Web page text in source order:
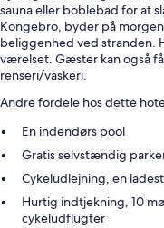
sauna eller boblebad for at
Kongebro, byder på
beliggenhed ved stranden.
værelset. Gæster kan også
renseri/vaskeri.
Andre fordele hos dette
En indendørs pool
Gratis selvstændig
Cykeludlejning, en
Hurtig indtjekning, 10
cykeludflugter